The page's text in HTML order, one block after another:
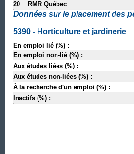
20 RMR Québec
Données sur le placement des
5390 - Horticulture et jardinerie
En emploi lié (%) :
En emploi non-lié (%) :
Aux études liées (%) :
Aux études non-liées (%) :
À la recherche d'un emploi (%) :
Inactifs (%) :